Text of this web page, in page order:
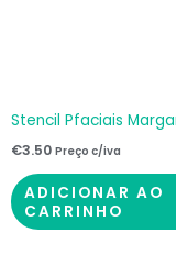
Stencil Pfaciais
€3.50 Preço c/iva
ADICIONAR AO
CARRINHO